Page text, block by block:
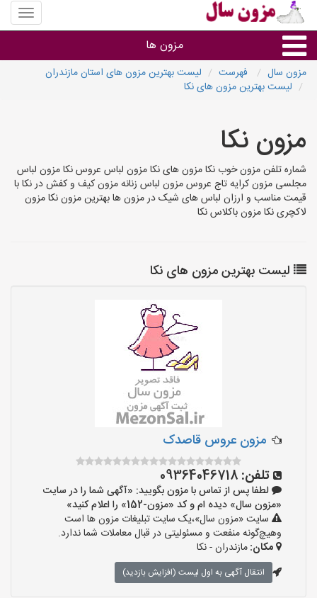
منوی
سایت
سال
مزون ها
مزون سال فهرست
لیست بهترین مزون های استان مازندران
لیست بهترین مزون های نکا
مزون نکا
شماره تلفن مزون خوب نکا مزون های نکا مزون لباس عروس نکا مزون لباس
مجلسی مزون کرایه تاج عروس مزون لباس زنانه مزون کیف و کفش در نکا با
قیمت مناسب و ارزان لباس های شیک در مزون ها بهترین مزون نکا مزون
لاکچری نکا مزون باکلاس نکا
لیست بهترین مزون های نکا
مزون عروس قاصدک
تلفن: 09364046718
لطفا پس از تماس با مزون بگویید: «آگهی شما را در سایت
«مزون سال» دیده ام و کد «مزون-152» را اعلام کنید»
سایت «مزون سال»،یک سایت تبلیغات مزون ها است
وهیچ‌گونه منفعت و مسئولیتی در قبال معاملات شما ندارد.
مکان:مازندران - نکا
انتقال آگهی به اول لیست (افزایش بازدید)